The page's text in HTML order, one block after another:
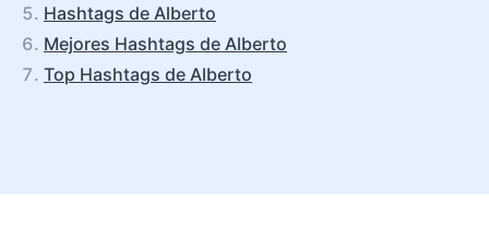
Hashtags de Alberto
Mejores Hashtags de Alberto
Top Hashtags de Alberto